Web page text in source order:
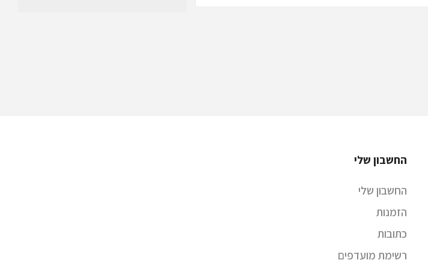
החשבון שלי
החשבון שלי
הזמנות
כתובות
רשימת מועדפים